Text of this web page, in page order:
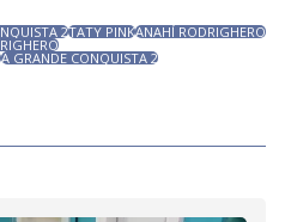
2TATY PINKANAHÍ RODRIGHERO
A GRANDE CONQUISTA 2